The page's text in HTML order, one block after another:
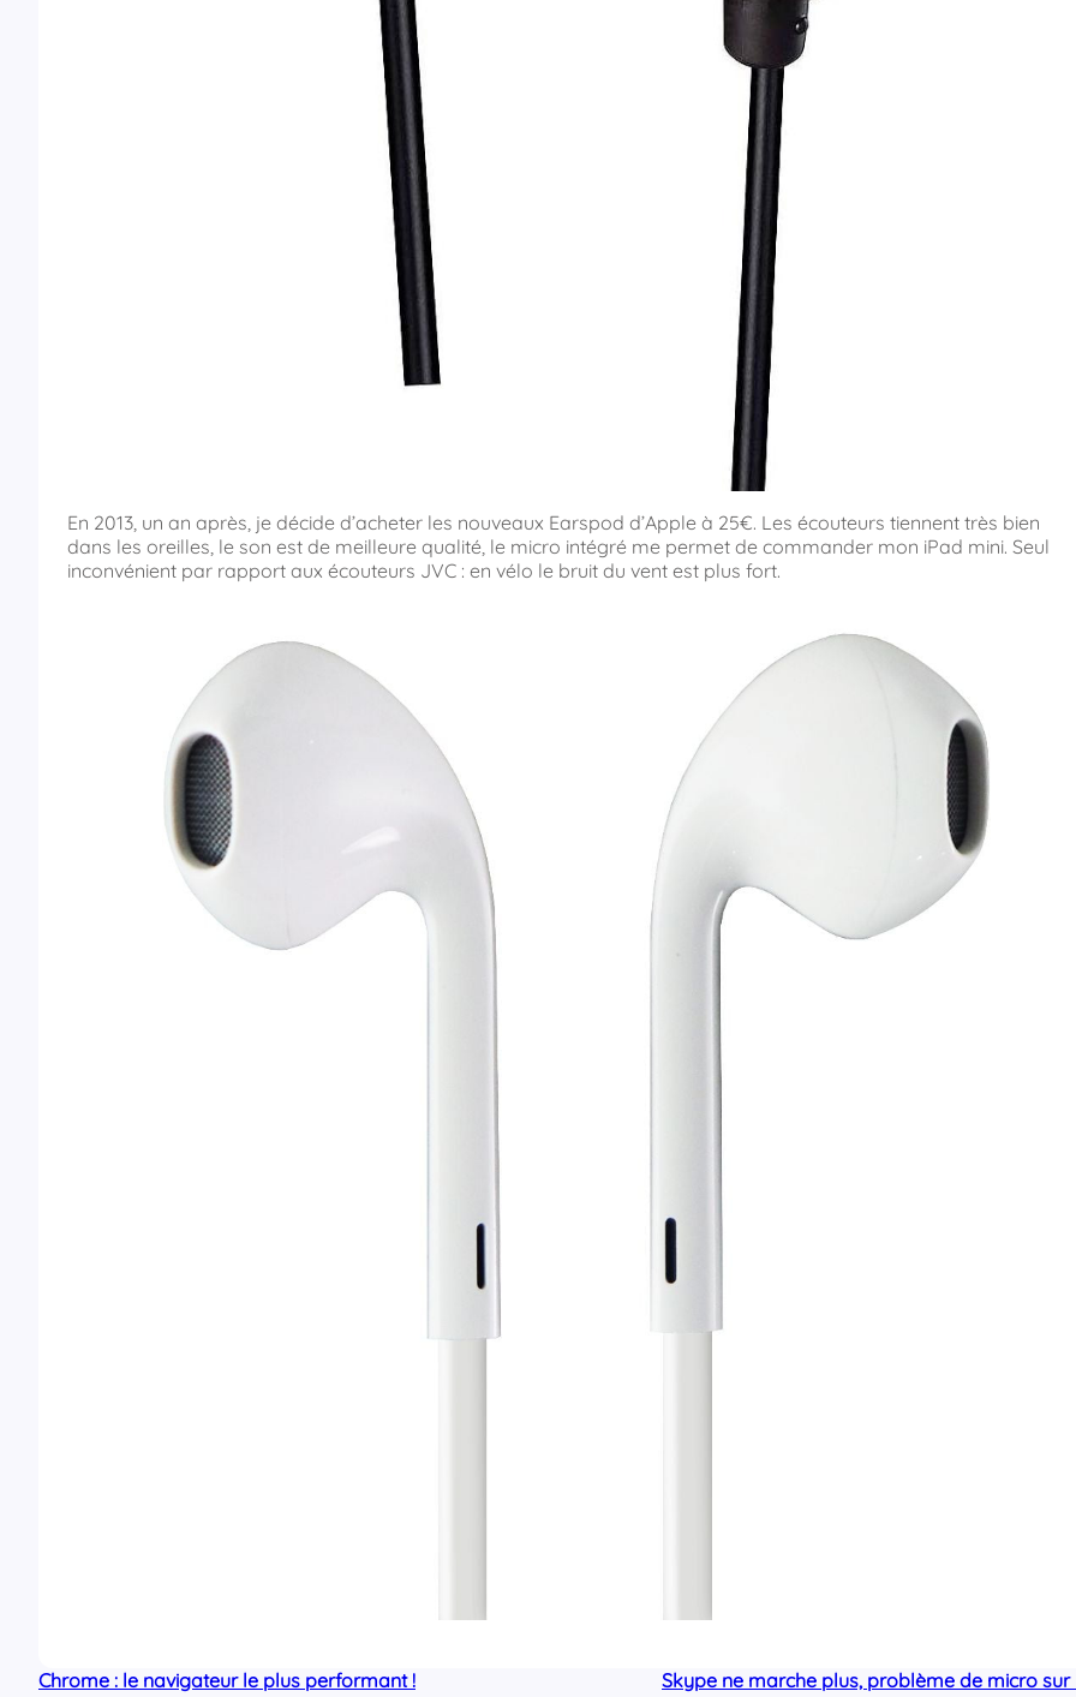
En 2013, un an après, je décide d’acheter les nouveaux Earspod d’Apple à 25€. Les écouteurs tiennent très bien
dans les oreilles, le son est de meilleure qualité, le micro intégré me permet de commander mon iPad mini. Seul
inconvénient par rapport aux écouteurs JVC : en vélo le bruit du vent est plus fort.
Chrome : le navigateur le plus performant ! Skype ne marche plus, problème de micro sur